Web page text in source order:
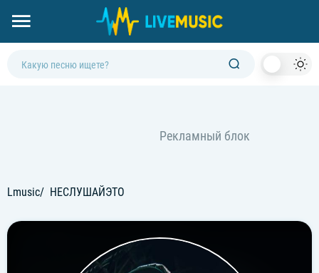
Lmusic НЕСЛУШАЙЭТО